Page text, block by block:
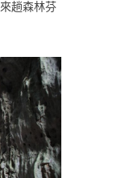
趟森林芬